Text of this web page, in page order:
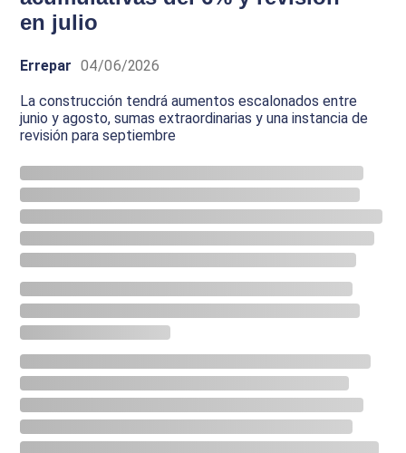
en julio
Errepar 04/06/2026
La construcción tendrá aumentos escalonados entre
junio y agosto, sumas extraordinarias y una instancia de
revisión para septiembre